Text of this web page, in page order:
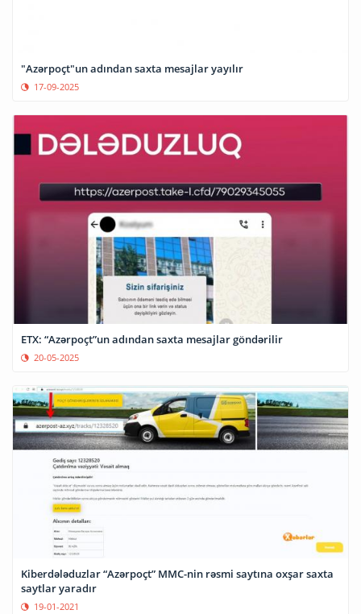
"Azərpoçt"un adından saxta mesajlar yayılır
17-09-2025
ETX: “Azərpoçt”un adından saxta mesajlar göndərilir
20-05-2025
Kiberdələduzlar “Azərpoçt” MMC-nin rəsmi saytına oxşar saxta
saytlar yaradır
19-01-2021